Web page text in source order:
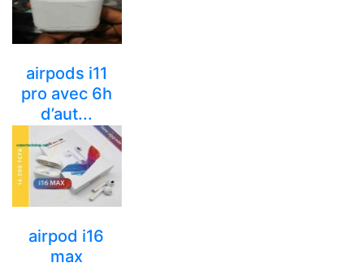
airpods i11
pro avec 6h
d’aut...
10000 Fcfa
yaounde
airpod i16
max